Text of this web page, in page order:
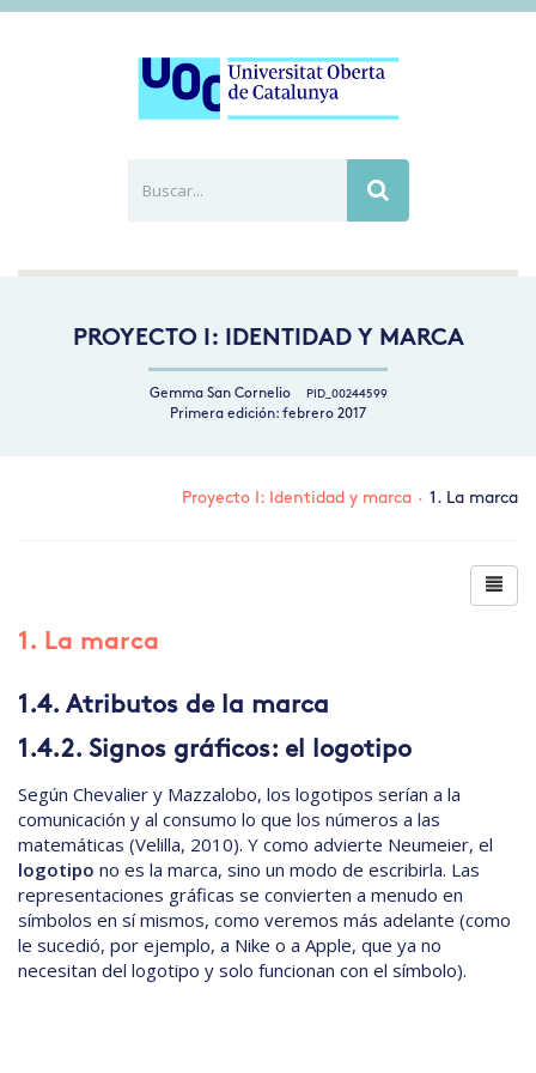
PROYECTO I: IDENTIDAD Y MARCA
Gemma San Cornelio PID_00244599
Primera edición: febrero 2017
Proyecto I: Identidad y marca · 1. La marca
1. La marca
1.4. Atributos de la marca
1.4.2. Signos gráficos: el logotipo
Según Chevalier y Mazzalobo, los logotipos serían a la
comunicación y al consumo lo que los números a las
matemáticas (Velilla, 2010). Y como advierte Neumeier, el
logotipo no es la marca, sino un modo de escribirla. Las
representaciones gráficas se convierten a menudo en
símbolos en sí mismos, como veremos más adelante (como
le sucedió, por ejemplo, a Nike o a Apple, que ya no
necesitan del logotipo y solo funcionan con el símbolo).